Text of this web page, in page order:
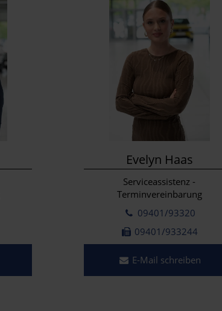
Evelyn Haas
Serviceassistenz -
Terminvereinbarung
09401/93320
09401/933244
E-Mail schreiben